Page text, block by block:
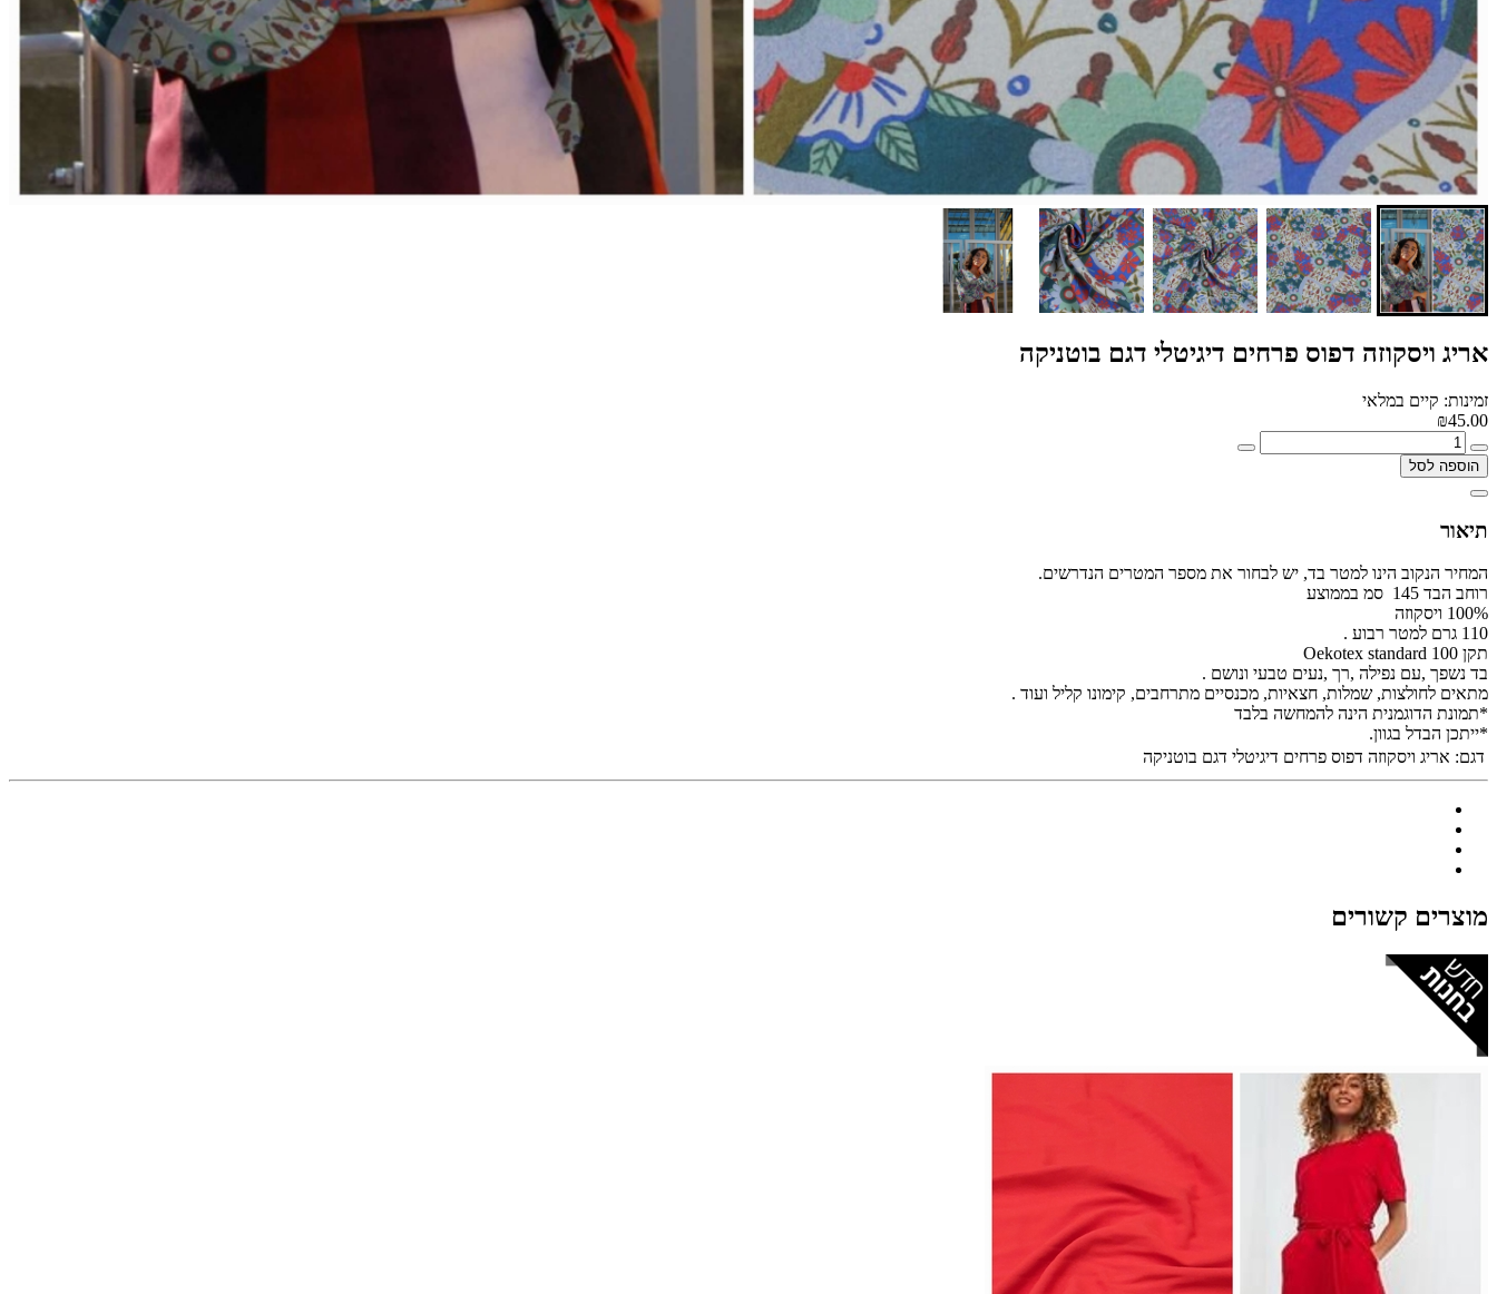
אריג ויסקוזה דפוס פרחים דיגיטלי דגם בוטניקה
זמינות: קיים במלאי
₪45.00
הוספה לסל
תיאור
המחיר הנקוב הינו למטר בד, יש לבחור את מספר המטרים הנדרשים.
רוחב הבד 145 סמ בממוצע
100% ויסקוזה
110 גרם למטר רבוע .
תקן Oekotex standard 100
בד נשפך ,עם נפילה ,רך ,נעים טבעי ונושם .
מתאים לחולצות, שמלות, חצאיות, מכנסיים מתרחבים, קימונו קליל ועוד .
*תמונת הדוגמנית הינה להמחשה בלבד
*ייתכן הבדל בגוון.
דגם: אריג ויסקוזה דפוס פרחים דיגיטלי דגם בוטניקה
מוצרים קשורים